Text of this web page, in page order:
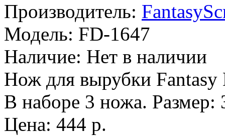
Производитель:
Модель: FD-1647
Наличие: Нет в наличии
Нож для вырубки
В наборе 3 ножа.
Цена: 444 р.